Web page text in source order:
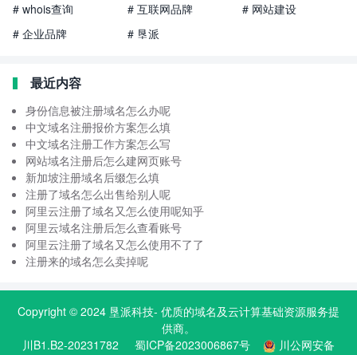
# whois查询
# 互联网品牌
# 网站建设
# 企业品牌
# 垦派
最近内容
身份信息被注册域名怎么办呢
中文域名注册报价方案怎么填
中文域名注册工作方案怎么写
网站域名注册后怎么建网页账号
新加坡注册域名后缀怎么填
注册了域名怎么出售给别人呢
阿里云注册了域名又怎么使用呢知乎
阿里云域名注册后怎么查看账号
阿里云注册了域名又怎么使用不了了
注册来的域名怎么卖掉呢
Copyright © 2024 垦派科技- 优质的域名及云计算基础资源服务提
供商。
川B1.B2-20231782
蜀ICP备2023006867号
川公网安备